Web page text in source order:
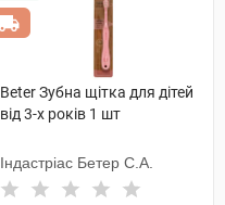
Beter Зубна щітка для дітей
від 3-х років 1 шт
Індастріас Бетер С.А.